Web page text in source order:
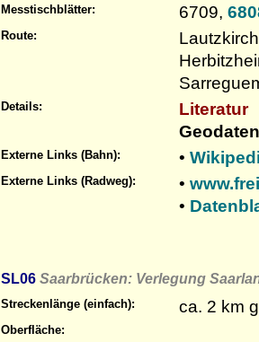
Messtischblätter: 6709,
Route:
Details:
Literatur
Externe Links (Bahn): •
Externe Links (Radweg): •
•
SL06 Saarbrücken: Verlegung
Streckenlänge (einfach): ca. 2 km
Oberfläche: